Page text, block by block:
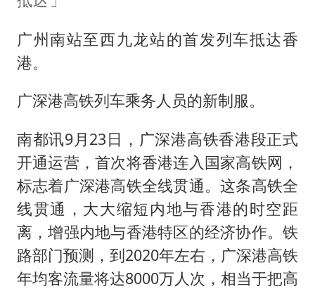
直击东北超：哈尔滨vs通辽
香港宏福苑火灾或由烟头引起
酒店回应车内过夜被收150元
几元成本的AI广告导致千万市值蒸发
36岁男演员成景区NPC后人气爆棚
浙江台州《告全体市民书》
梁家辉百花奖演讲落泪
人民的健康、体质、幸福一脉相承
广州南站至西九龙站的首发列车抵达香
港。
广深港高铁列车乘务人员的新制服。
南都讯9月23日，广深港高铁香港段正式
开通运营，首次将香港连入国家高铁网，
标志着广深港高铁全线贯通。这条高铁全
线贯通，大大缩短内地与香港的时空距
离，增强内地与香港特区的经济协作。铁
路部门预测，到2020年左右，广深港高铁
年均客流量将达8000万人次，相当于把高